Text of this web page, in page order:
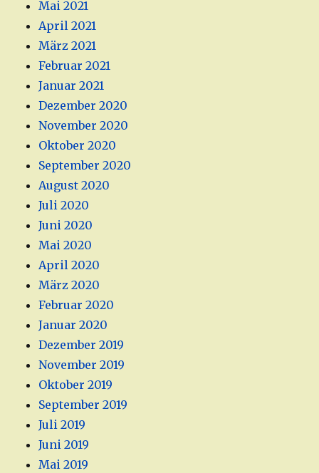
Mai 2021
April 2021
März 2021
Februar 2021
Januar 2021
Dezember 2020
November 2020
Oktober 2020
September 2020
August 2020
Juli 2020
Juni 2020
Mai 2020
April 2020
März 2020
Februar 2020
Januar 2020
Dezember 2019
November 2019
Oktober 2019
September 2019
Juli 2019
Juni 2019
Mai 2019